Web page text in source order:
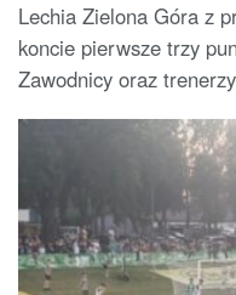
Lechia Zielona Góra z
koncie pierwsze trzy
Zawodnicy oraz